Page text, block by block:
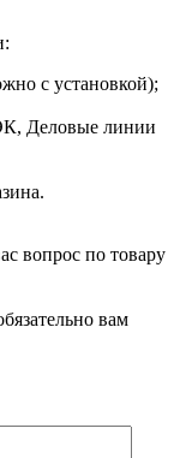
с установкой);
Деловые линии
вопрос по товару
вам